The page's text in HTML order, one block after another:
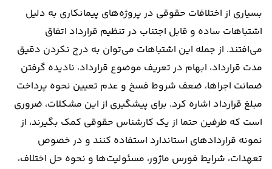
بسیاری از اختلافات حقوقی در پروژه‌های پیمانکاری به دلیل
اشتباهات ساده و قابل اجتناب در تنظیم قرارداد اتفاق
می‌افتند. از جمله این اشتباهات می‌توان به درج نکردن دقیق
مدت قرارداد، ابهام در تعریف موضوع قرارداد، نادیده گرفتن
ضمانت اجراها، ضعف شروط فسخ و عدم تعیین نحوه پرداخت
مبلغ قرارداد اشاره کرد. برای پیشگیری از این مشکلات، ضروری
است که طرفین حتما از یک کارشناس حقوقی کمک بگیرند، از
نمونه قراردادهای استاندارد استفاده کنند و در خصوص
تعهدات، شرایط فورس ماژور، مسئولیت‌ها و نحوه حل اختلاف،